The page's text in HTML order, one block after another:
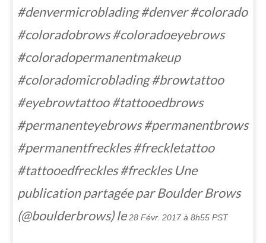
#denvermicroblading #denver #colorado
#coloradobrows #coloradoeyebrows
#coloradopermanentmakeup
#coloradomicroblading #browtattoo
#eyebrowtattoo #tattooedbrows
#permanenteyebrows #permanentbrows
#permanentfreckles #freckletattoo
#tattooedfreckles #freckles Une
publication partagée par Boulder Brows
(@boulderbrows) le28 Févr. 2017 à 8h55 PST